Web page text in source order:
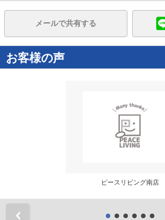
メールで共有する
お客様の声
ピースリビング南店